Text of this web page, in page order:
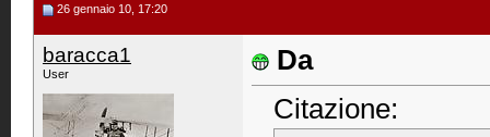
26 gennaio 10, 17:20
baracca1
User
Da
Citazione: